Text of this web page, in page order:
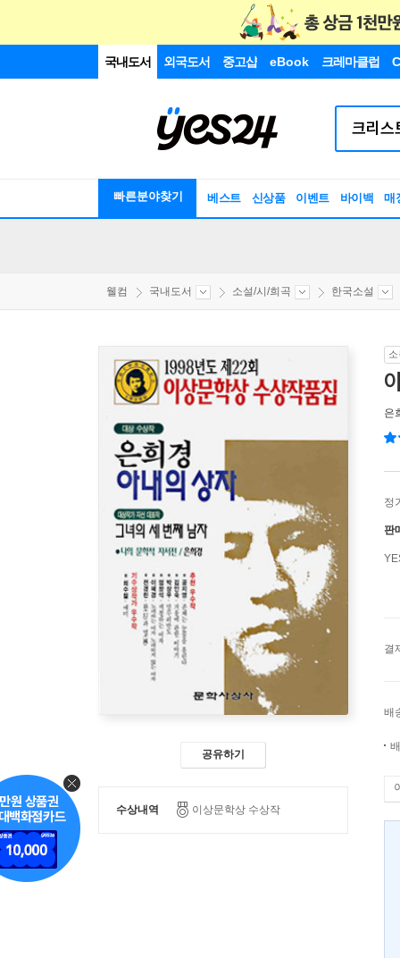
국내도서 외국도서 중고샵 eBook 크레마클럽
빠른분야찾기 베스트 신상품 이벤트 바이백 매
웰컴 국내도서 소설/시/희곡 한국소설
공유하기
수상내역 이상문학상 수상작
은
정
판
결
배